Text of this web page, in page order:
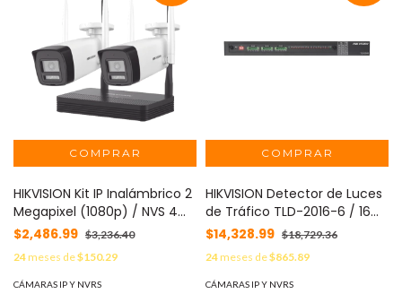
HIKVISION Kit IP Inalámbrico 2
Megapixel (1080p) / NVS 4
Canales / 2 Cámaras Bala
para Exterior con Lente 2.8
mm y Dual Light (30 mts IR +
20 mts Luz Blanca) / Audio
$2,486.99 $3,236.40
24meses de$150.29
CÁMARAS IP Y NVRS
HIKVISION Detector de Luces
de Tráfico TLD-2016-6 / 16
Canales / RS485 / Salida DC
5V / SCM para Detección y
Comunicación /
Protecciones de Voltaje
$14,328.99 $18,729.36
24meses de$865.89
CÁMARAS IP Y NVRS